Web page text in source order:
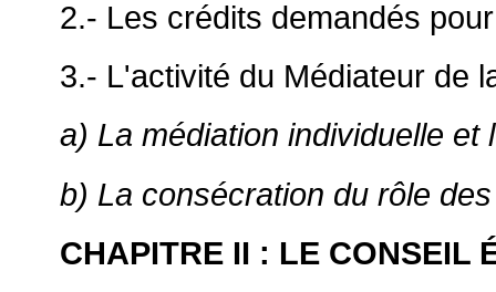
2.- Les crédits demandés
3.- L'activité du Médiateur de
a) La médiation individuelle
b) La consécration du rôle
CHAPITRE II : LE CONSEIL